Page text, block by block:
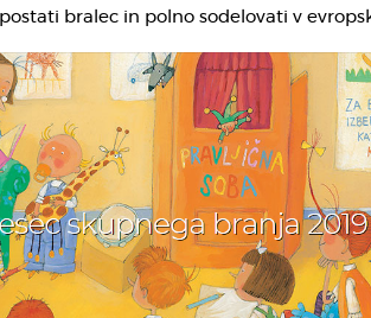
bralec in polno sodelovati v